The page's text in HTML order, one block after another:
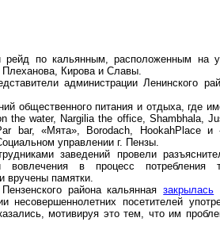
рейд по кальянным, расположенным на
Кирова и Славы.
администрации Ленинского
общественного питания и отдыха, где
the water, Nargilia the office, Shambhala,
bar, «Мята», Borodach, HookahPlaceи
управлении г. Пензы.
заведений провели
в процесс потребления
вручены памятки.
районакальянная закрылась
посетителей
мотивируя это тем, что им